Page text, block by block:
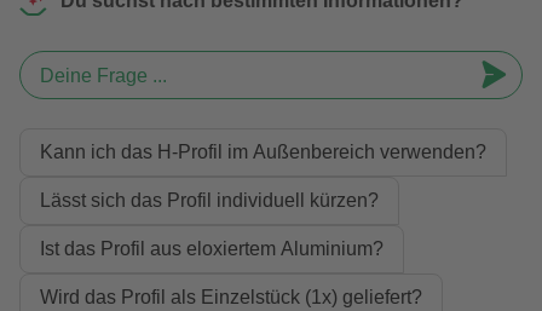
Deine Frage ...
Kann ich das H‑Profil im Außenbereich verwenden?
Lässt sich das Profil individuell kürzen?
Ist das Profil aus eloxiertem Aluminium?
Wird das Profil als Einzelstück (1x) geliefert?